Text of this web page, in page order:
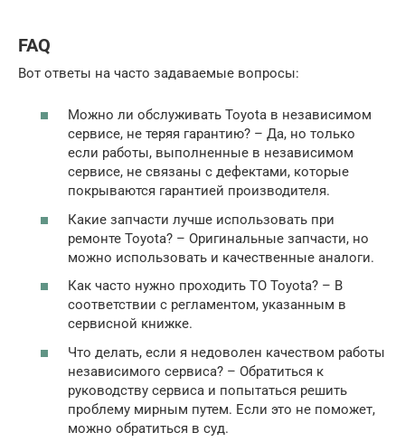
FAQ
Вот ответы на часто задаваемые вопросы:
Можно ли обслуживать Toyota в независимом
сервисе, не теряя гарантию? – Да, но только
если работы, выполненные в независимом
сервисе, не связаны с дефектами, которые
покрываются гарантией производителя.
Какие запчасти лучше использовать при
ремонте Toyota? – Оригинальные запчасти, но
можно использовать и качественные аналоги.
Как часто нужно проходить ТО Toyota? – В
соответствии с регламентом, указанным в
сервисной книжке.
Что делать, если я недоволен качеством работы
независимого сервиса? – Обратиться к
руководству сервиса и попытаться решить
проблему мирным путем. Если это не поможет,
можно обратиться в суд.